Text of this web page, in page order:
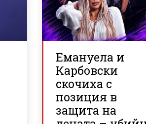
Емануела и
Карбовски
скочиха с
позиция в
защита на